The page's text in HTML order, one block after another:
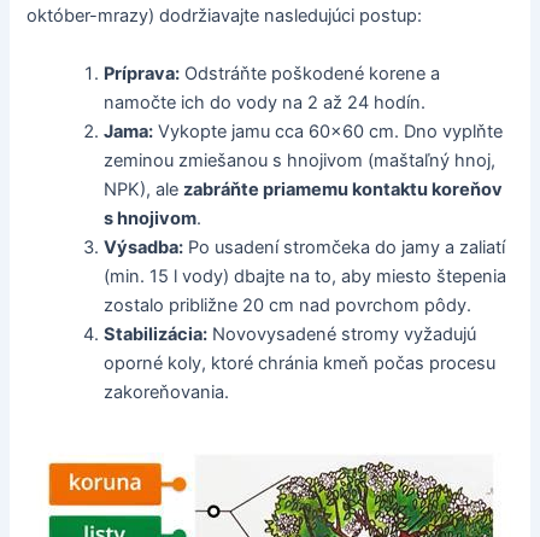
október-mrazy) dodržiavajte nasledujúci postup:
Príprava: Odstráňte poškodené korene a
namočte ich do vody na 2 až 24 hodín.
Jama: Vykopte jamu cca 60x60 cm. Dno vyplňte
zeminou zmiešanou s hnojivom (maštaľný hnoj,
NPK), alezabráňte priamemu kontaktu koreňov
s hnojivom.
Výsadba: Po usadení stromčeka do jamy a zaliatí
(min. 15 l vody) dbajte na to, aby miesto štepenia
zostalo približne 20 cm nad povrchom pôdy.
Stabilizácia: Novovysadené stromy vyžadujú
oporné koly, ktoré chránia kmeň počas procesu
zakoreňovania.